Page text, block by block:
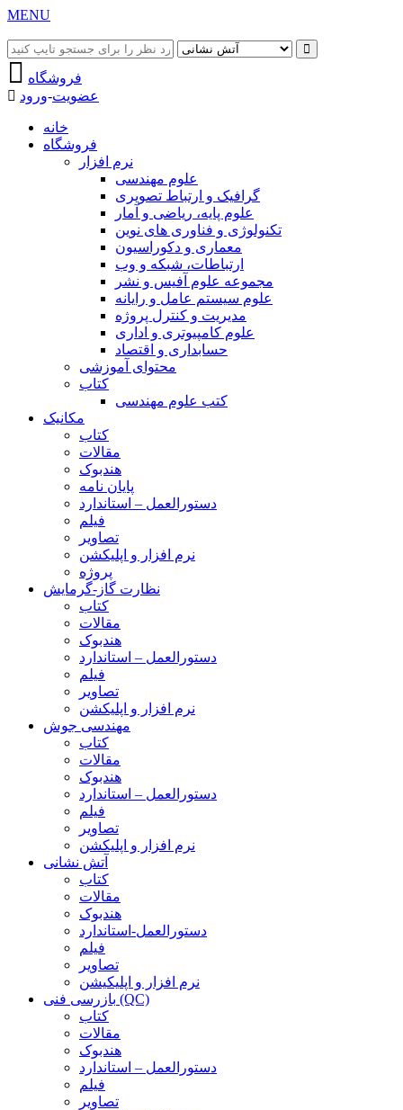
MENU
فروشگاه
عضویت-ورود
خانه
فروشگاه
نرم افزار
علوم مهندسی
گرافیک و ارتباط تصویری
علوم پایه، ریاضی و آمار
تکنولوژی و فناوری های نوین
معماری و دکوراسیون
ارتباطات، شبکه و وب
مجموعه علوم آفیس و نشر
علوم سیستم عامل و رایانه
مدیریت و کنترل پروژه
علوم کامپیوتری و اداری
حسابداری و اقتصاد
محتوای آموزشی
کتاب
کتب علوم مهندسی
مکانیک
کتاب
مقالات
هندبوک
پایان نامه
دستورالعمل – استاندارد
فیلم
تصاویر
نرم افزار و اپلیکشن
پروژه
نظارت گاز-گرمایش
کتاب
مقالات
هندبوک
دستورالعمل – استاندارد
فیلم
تصاویر
نرم افزار و اپلیکشن
مهندسی جوش
کتاب
مقالات
هندبوک
دستورالعمل – استاندارد
فیلم
تصاویر
نرم افزار و اپلیکشن
آتش نشانی
کتاب
مقالات
هندبوک
دستورالعمل-استاندارد
فیلم
تصاویر
نرم افزار و اپلیکیشن
بازرسی فنی (QC)
کتاب
مقالات
هندبوک
دستورالعمل – استاندارد
فیلم
تصاویر